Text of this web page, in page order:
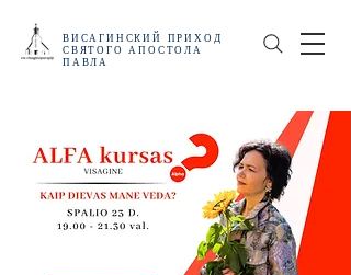
ВИСАГИНСКИЙ
ПРИХОД
СВЯТОГО АПОСТОЛА
ПАВЛА